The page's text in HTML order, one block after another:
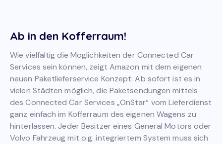
Ab in den Kofferraum!
Wie vielfältig die Möglichkeiten der Connected Car
Services sein können, zeigt Amazon mit dem eigenen
neuen Paketlieferservice Konzept: Ab sofort ist es in
vielen Städten möglich, die Paketsendungen mittels
des Connected Car Services „OnStar“ vom Lieferdienst
ganz einfach im Kofferraum des eigenen Wagens zu
hinterlassen. Jeder Besitzer eines General Motors oder
Volvo Fahrzeug mit o.g. integriertem System muss sich